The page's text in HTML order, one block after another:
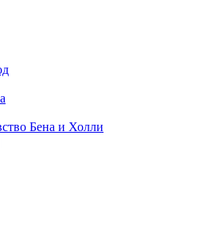
Бена и Холли